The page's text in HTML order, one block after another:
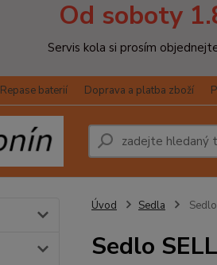
Od soboty
Servis kola si prosím
Repase baterií Doprava a platba zboží
Úvod Sedla
Sedlo